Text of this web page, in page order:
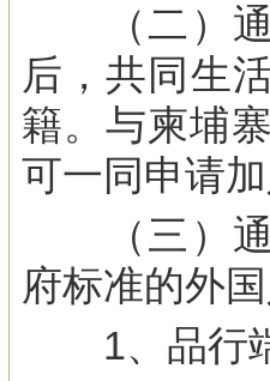
（二）通
后，共同生
籍。与柬埔
可一同申请
（三）通
府标准的外
1、品行端